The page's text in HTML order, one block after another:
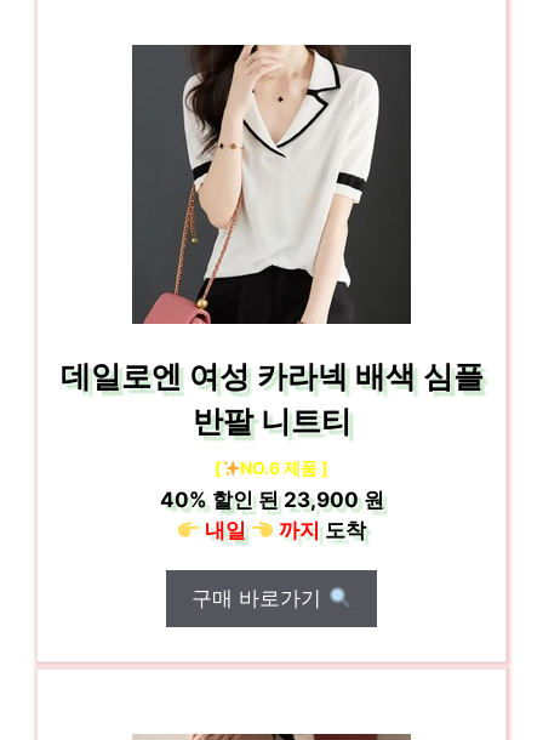
데일로엔 여성 카라넥 배색 심플
반팔 니트티
[ NO.6 제품 ]
40%할인 된23,900 원
내일
까지도착
구매 바로가기